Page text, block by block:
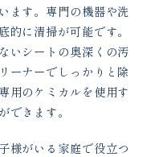
ます。専門の機器や洗
に清掃が可能です。
いシートの奥深くの汚
ーナーでしっかりと除
用のケミカルを使用す
できます。
様がいる家庭で役立つ